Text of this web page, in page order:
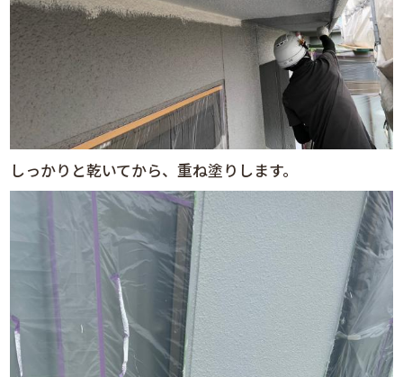
しっかりと乾いてから、重ね塗りします。